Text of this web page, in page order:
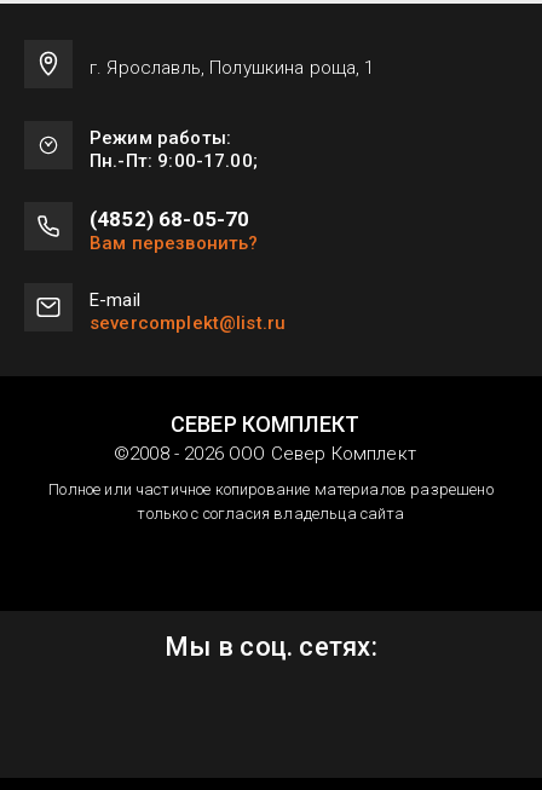
г. Ярославль, Полушкина роща, 1
Режим работы:
Пн.-Пт: 9:00-17.00;
(4852) 68-05-70
Вам перезвонить?
Е-mail
severcomplekt@list.ru
СЕВЕР КОМПЛЕКТ
©2008 - 2026 ООО Север Комплект
Полное или частичное копирование материалов разрешено
только с согласия владельца сайта
Мы в соц. сетях: